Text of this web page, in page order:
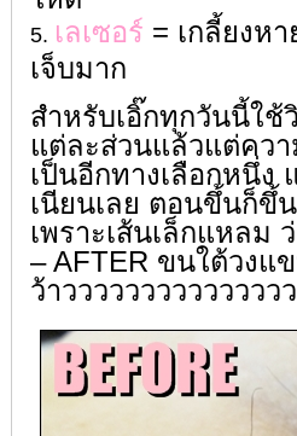
เลเซอร์ = เกลี้ยงห
เจ็บมาก
สำหรับเอิ๊กทุกวันนี้ใ
แต่ละส่วนแล้วแต่คว
เป็นอีกทางเลือกหนึ่ง
เนียนเลย ตอนขึ้นก็
เพราะเส้นเล็กแหลม
– AFTER ขนใต้วงแ
ว้าวววววววววววววว